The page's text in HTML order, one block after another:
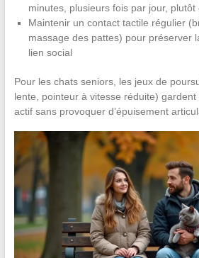
minutes, plusieurs fois par jour, plutôt
Maintenir un contact tactile régulier
massage des pattes) pour préserver
lien social
Pour les chats seniors, les jeux de
lente, pointeur à vitesse réduite)
actif sans provoquer d’épuisement